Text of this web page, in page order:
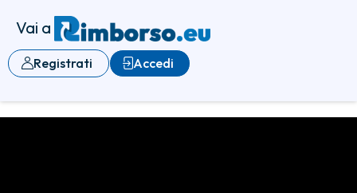
Vai a
Accedi
Registrati